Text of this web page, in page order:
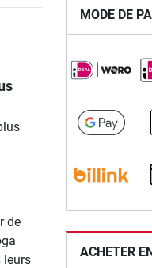
de
leurs
MODE DE
ACHETER